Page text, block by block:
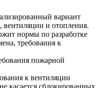
вариант
и отопления.
нормы по разработке
требования к
пожарной
к вентиляции